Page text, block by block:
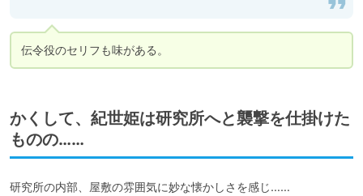
伝令役のセリフも味がある。
かくして、紀世姫は研究所へと襲撃を仕掛けた
ものの……
研究所の内部、屋敷の雰囲気に妙な懐かしさを感じ……